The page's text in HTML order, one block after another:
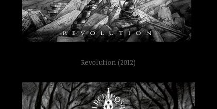
Revolution (2012)